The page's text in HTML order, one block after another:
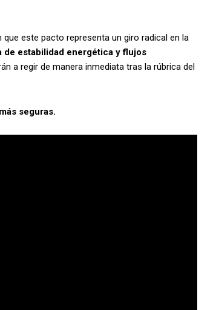
este pacto representa un giro radical en la
de estabilidad energética y flujos
a regir de manera inmediata tras la rúbrica del
seguras.